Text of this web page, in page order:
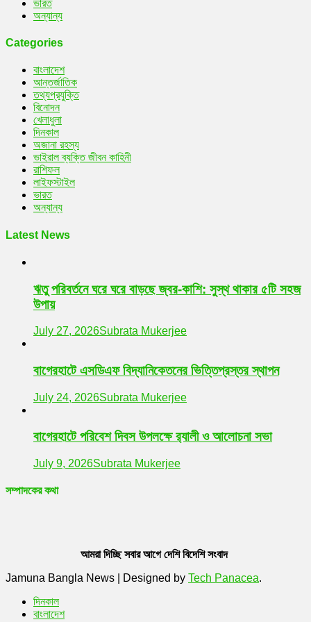
ভারত
অন্যান্য
Categories
বাংলাদেশ
আন্তর্জাতিক
তথ্যপ্রযুক্তি
বিনোদন
খেলাধুলা
দিনকাল
অজানা রহস্য
ভাইরাল ব্যক্তি জীবন কাহিনী
রাশিফল
লাইফস্টাইল
ভারত
অন্যান্য
Latest News
ঋতু পরিবর্তনে ঘরে ঘরে বাড়ছে জ্বর-কাশি: সুস্থ থাকার ৫টি সহজ
উপায়
July 27, 2026Subrata Mukerjee
বাগেরহাটে এসডিএফ বিদ্যানিকেতনের ভিত্তিপ্রস্তর স্থাপন
July 24, 2026Subrata Mukerjee
বাগেরহাটে পরিবেশ দিবস উপলক্ষে র‌্যালী ও আলোচনা সভা
July 9, 2026Subrata Mukerjee
সম্পাদকের কথা
আমরা দিচ্ছি সবার আগে দেশি বিদেশি সংবাদ
Jamuna Bangla News
Designed by Tech Panacea.
দিনকাল
বাংলাদেশ